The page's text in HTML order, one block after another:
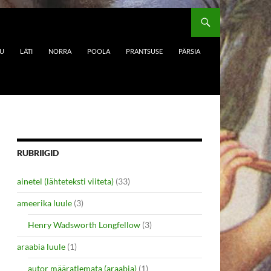
LÄTI NORRA POOLA PRANTSUSE PÄRSIA
RUBRIIGID
ainetel (lähteteksti viiteta) (33)
ameerika luule (3)
Henry Wadsworth Longfellow (3)
araabia luule (1)
autor määratlemata (araabia) (1)